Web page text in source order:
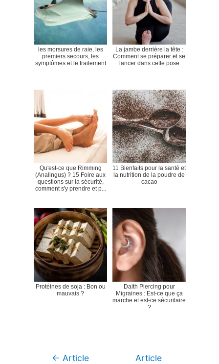
les morsures de raie, les
premiers secours, les
symptômes et le traitement
La jambe derrière la tête :
Comment se préparer et se
lancer dans cette pose
Qu'est-ce que Rimming
(Analingus) ? 15 Foire aux
questions sur la sécurité,
comment s'y prendre et p...
11 Bienfaits pour la santé et
la nutrition de la poudre de
cacao
Protéines de soja : Bon ou
mauvais ?
Daith Piercing pour
Migraines : Est-ce que ça
marche et est-ce sécuritaire
?
Navigation
← Article
Article